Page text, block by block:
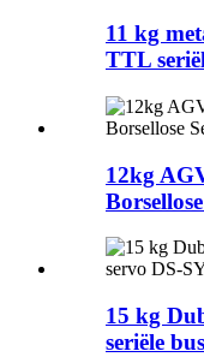
11 kg
TTL
12kg
15 kg
seriële